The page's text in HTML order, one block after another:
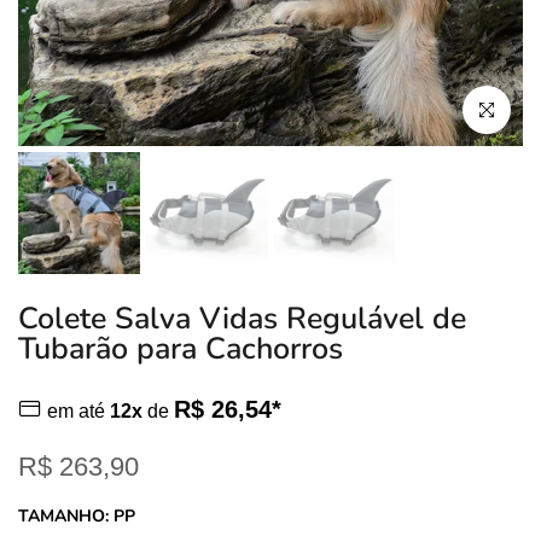
Clique para
Colete Salva Vidas Regulável de
Tubarão para Cachorros
em até 12x de R$ 26,54*
R$ 263,90
TAMANHO: PP